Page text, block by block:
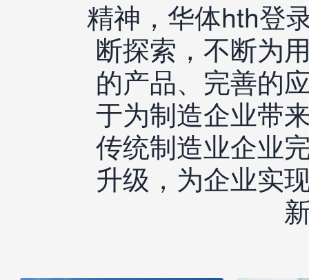
精神，华体hth登
断探索，不断为
的产品、完善的
于为制造企业带
传统制造业企业
升级，为企业实